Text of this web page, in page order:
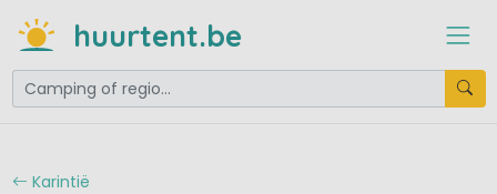
huurtent.be
Karintië